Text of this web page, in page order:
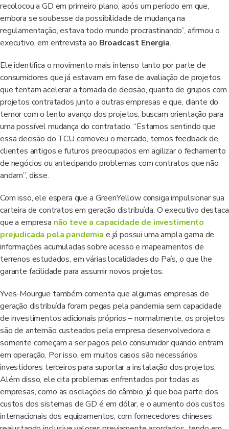
recolocou a GD em primeiro plano, após um período em que,
embora se soubesse da possibilidade de mudança na
regulamentação, estava todo mundo procrastinando”, afirmou o
executivo, em entrevista ao Broadcast Energia.
Ele identifica o movimento mais intenso tanto por parte de
consumidores que já estavam em fase de avaliação de projetos,
que tentam acelerar a tomada de decisão, quanto de grupos com
projetos contratados junto a outras empresas e que, diante do
temor com o lento avanço dos projetos, buscam orientação para
uma possível mudança do contratado. “Estamos sentindo que
essa decisão do TCU comoveu o mercado, temos feedback de
clientes antigos e futuros preocupados em agilizar o fechamento
de negócios ou antecipando problemas com contratos que não
andam”, disse.
Com isso, ele espera que a GreenYellow consiga impulsionar sua
carteira de contratos em geração distribuída. O executivo destaca
que a empresa não teve a capacidade de investimento
prejudicada pela pandemia e já possui uma ampla gama de
informações acumuladas sobre acesso e mapeamentos de
terrenos estudados, em várias localidades do País, o que lhe
garante facilidade para assumir novos projetos.
Yves-Mourgue também comenta que algumas empresas de
geração distribuída foram pegas pela pandemia sem capacidade
de investimentos adicionais próprios – normalmente, os projetos
são de antemão custeados pela empresa desenvolvedora e
somente começam a ser pagos pelo consumidor quando entram
em operação. Por isso, em muitos casos são necessários
investidores terceiros para suportar a instalação dos projetos.
Além disso, ele cita problemas enfrentados por todas as
empresas, como as oscilações do câmbio, já que boa parte dos
custos dos sistemas de GD é em dólar, e o aumento dos custos
internacionais dos equipamentos, com fornecedores chineses